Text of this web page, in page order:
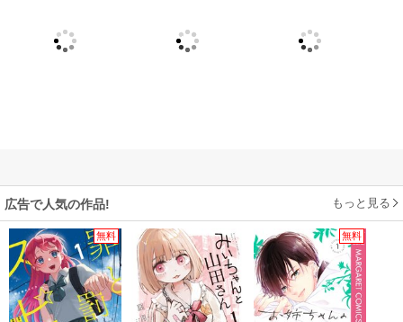
広告で人気の作品! もっと見る
無料 無料